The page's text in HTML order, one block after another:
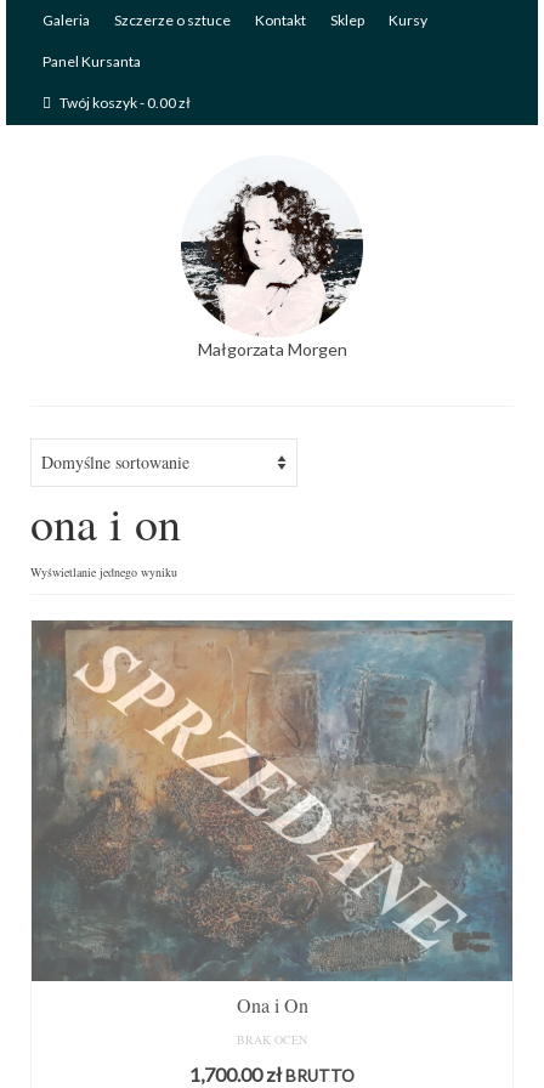
Galeria Szczerze o sztuce Kontakt Sklep Kursy
Panel Kursanta
Twój koszyk-0.00zł
Małgorzata Morgen
ona i on
Wyświetlanie jednego wyniku
Ona i On
BRAK OCEN
1,700.00zł BRUTTO